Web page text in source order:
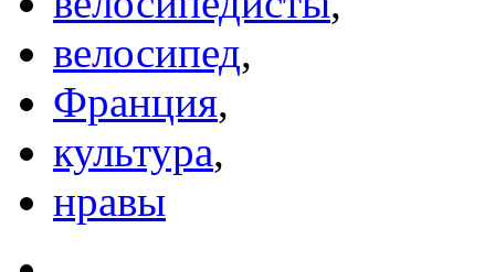
велосипед,
Франция,
культура,
нравы